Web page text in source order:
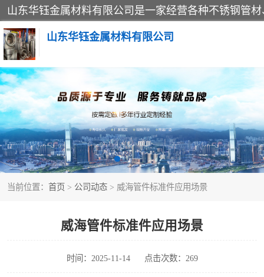
山东华钰金属材料有限公司
当前位置： 首页 > 公司动态 > 威海管件标准件应用场景
威海管件标准件应用场景
时间：2025-11-14 点击次数：269
不锈钢管
管件标准件
不锈钢人孔
不锈钢角钢